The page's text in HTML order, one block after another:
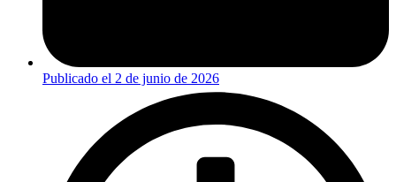
Publicado el 2 de junio de 2026